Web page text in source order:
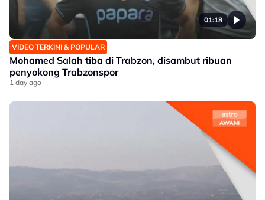
01:18
VIDEO TERKINI & POPULAR
Mohamed Salah tiba di Trabzon, disambut ribuan
penyokong Trabzonspor
1 day ago